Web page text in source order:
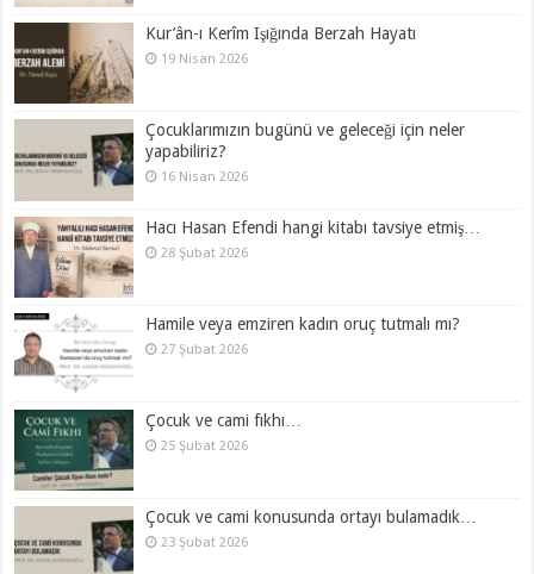
Kur’ân-ı Kerîm Işığında Berzah Hayatı
19 Nisan 2026
Çocuklarımızın bugünü ve geleceği için neler
yapabiliriz?
16 Nisan 2026
Hacı Hasan Efendi hangi kitabı tavsiye etmiş…
28 Şubat 2026
Hamile veya emziren kadın oruç tutmalı mı?
27 Şubat 2026
Çocuk ve cami fıkhı…
25 Şubat 2026
Çocuk ve cami konusunda ortayı bulamadık…
23 Şubat 2026